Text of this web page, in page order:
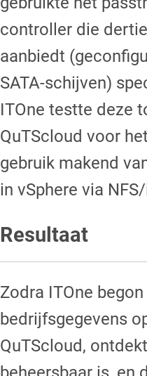
controller die
aanbiedt
SATA-schijven)
ITOne testte deze
QuTScloud voor
gebruik makend
in vSphere via
Resultaat
Zodra ITOne
bedrijfsgegevens
QuTScloud,